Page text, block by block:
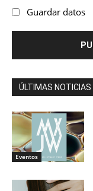
Guardar datos
ÚLTIMAS NOTICIAS
Eventos